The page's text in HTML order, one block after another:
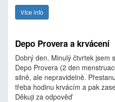
Více info
Depo Provera a krvácení
Dobrý den. Minulý čtvrtek jsem
Depo Provera (2 den
silně, ale nepravidelně.
třeba hodinu krvácím a pak
Děkuji za odpověď